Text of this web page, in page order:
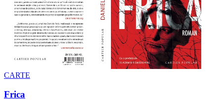
CARTE
Frica